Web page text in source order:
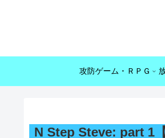
攻防ゲーム・ＲＰＧ
N Step Steve: part 1